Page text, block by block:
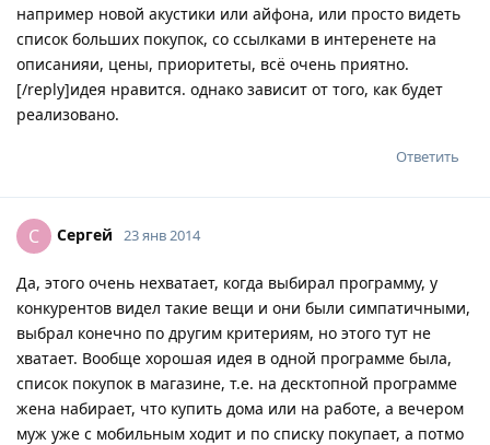
например новой акустики или айфона, или просто видеть
список больших покупок, со ссылками в интеренете на
описанияи, цены, приоритеты, всё очень приятно.
[/reply]идея нравится. однако зависит от того, как будет
реализовано.
Ответить
С Сергей 23 янв 2014
Да, этого очень нехватает, когда выбирал программу, у
конкурентов видел такие вещи и они были симпатичными,
выбрал конечно по другим критериям, но этого тут не
хватает. Вообще хорошая идея в одной программе была,
список покупок в магазине, т.е. на десктопной программе
жена набирает, что купить дома или на работе, а вечером
муж уже с мобильным ходит и по списку покупает, а потмо